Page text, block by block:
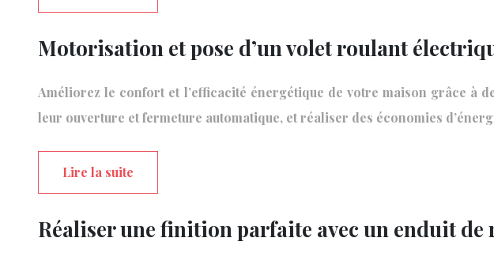
Motorisation et pose d’un volet roulant
Améliorez le confort et l’efficacité énergétique de votre maison grâce à
leur ouverture et fermeture automatique, et réaliser des économies
Lire la suite
Réaliser une finition parfaite avec un enduit de